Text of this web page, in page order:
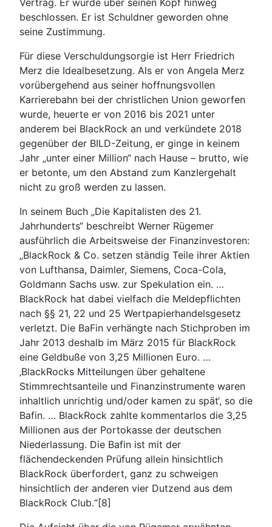
Vertrag. Er wurde über seinen Kopf hinweg
beschlossen. Er ist Schuldner geworden ohne
seine Zustimmung.
Für diese Verschuldungsorgie ist Herr Friedrich
Merz die Idealbesetzung. Als er von Angela Merz
vorübergehend aus seiner hoffnungsvollen
Karrierebahn bei der christlichen Union geworfen
wurde, heuerte er von 2016 bis 2021 unter
anderem bei BlackRock an und verkündete 2018
gegenüber der BILD-Zeitung, er ginge in keinem
Jahr „unter einer Million“ nach Hause – brutto, wie
er betonte, um den Abstand zum Kanzlergehalt
nicht zu groß werden zu lassen.
In seinem Buch „Die Kapitalisten des 21.
Jahrhunderts“ beschreibt Werner Rügemer
ausführlich die Arbeitsweise der Finanzinvestoren:
„BlackRock & Co. setzen ständig Teile ihrer Aktien
von Lufthansa, Daimler, Siemens, Coca-Cola,
Goldmann Sachs usw. zur Spekulation ein. …
BlackRock hat dabei vielfach die Meldepflichten
nach §§ 21, 22 und 25 Wertpapierhandelsgesetz
verletzt. Die BaFin verhängte nach Stichproben im
Jahr 2013 deshalb im März 2015 für BlackRock
eine Geldbuße von 3,25 Millionen Euro. …
‚BlackRocks Mitteilungen über gehaltene
Stimmrechtsanteile und Finanzinstrumente waren
inhaltlich unrichtig und/oder kamen zu spät‘, so die
Bafin. … BlackRock zahlte kommentarlos die 3,25
Millionen aus der Portokasse der deutschen
Niederlassung. Die Bafin ist mit der
flächendeckenden Prüfung allein hinsichtlich
BlackRock überfordert, ganz zu schweigen
hinsichtlich der anderen vier Dutzend aus dem
BlackRock Club.“[8]